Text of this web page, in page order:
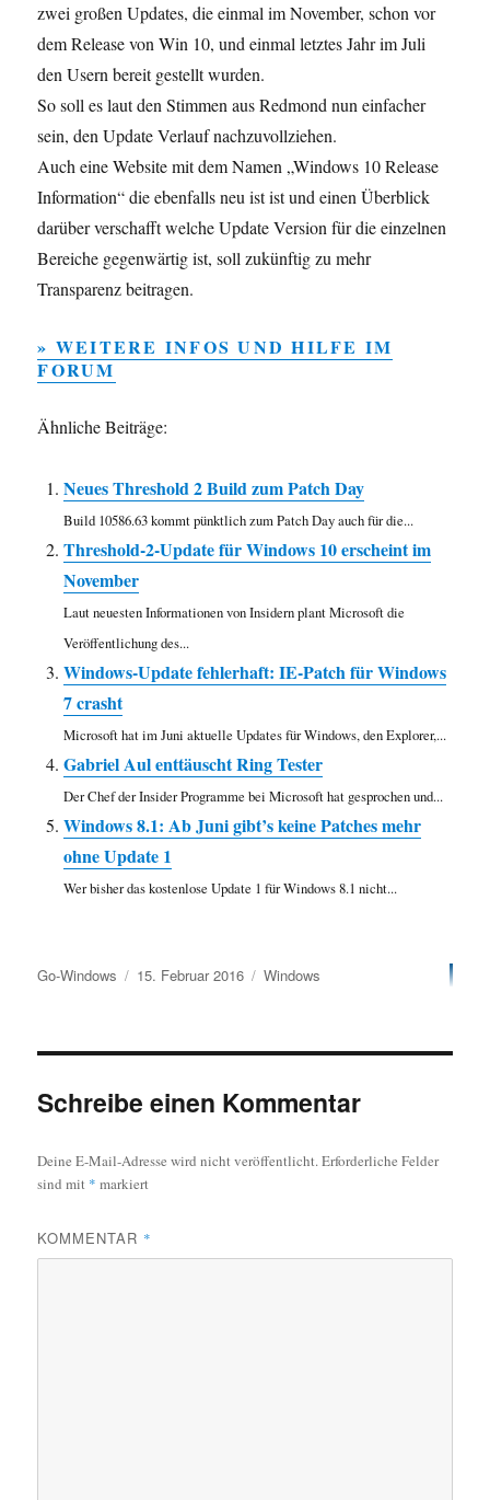
zwei großen Updates, die einmal im November, schon vor
dem Release von Win 10, und einmal letztes Jahr im Juli
den Usern bereit gestellt wurden.
So soll es laut den Stimmen aus Redmond nun einfacher
sein, den Update Verlauf nachzuvollziehen.
Auch eine Website mit dem Namen „Windows 10 Release
Information“ die ebenfalls neu ist ist und einen Überblick
darüber verschafft welche Update Version für die einzelnen
Bereiche gegenwärtig ist, soll zukünftig zu mehr
Transparenz beitragen.
» WEITERE INFOS UND HILFE IM
FORUM
Ähnliche Beiträge:
Neues Threshold 2 Build zum Patch Day
Build 10586.63 kommt pünktlich zum Patch Day auch für die...
Threshold-2-Update für Windows 10 erscheint im
November
Laut neuesten Informationen von Insidern plant Microsoft die
Veröffentlichung des...
Windows-Update fehlerhaft: IE-Patch für Windows
7 crasht
Microsoft hat im Juni aktuelle Updates für Windows, den Explorer,...
Gabriel Aul enttäuscht Ring Tester
Der Chef der Insider Programme bei Microsoft hat gesprochen und...
Windows 8.1: Ab Juni gibt’s keine Patches mehr
ohne Update 1
Wer bisher das kostenlose Update 1 für Windows 8.1 nicht...
Autor
Go-Windows
Veröffentlicht
15. Februar 2016 Kategorien
Windows
Schreibe einen Kommentar
Deine E-Mail-Adresse wird nicht veröffentlicht.Erforderliche Felder
sind mit * markiert
KOMMENTAR *